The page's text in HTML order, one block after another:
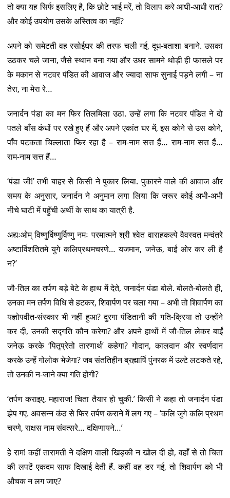
तो क्या यह सिर्फ इसलिए है, कि छोटे भाई मरें, तो विलाप करे आधी-आधी रात?
और कोई उपयोग उसके अस्तित्व का नहीं?
अपने को समेटती वह रसोईघर की तरफ चली गई, दूध-बताशा बनाने. उसका
उठकर चले जाना, जैसे स्थान बना गया और उधर सामने थोड़ी ही फासले पर
के मकान से नटवर पंडित की आवाज और ज्यादा साफ सुनाई पड़ने लगी – ना
तेरा, ना मेरा रे…
जनार्दन पंडा का मन फिर तिलमिला उठा. उन्हें लगा कि नटवर पंडित ने दो
पतले बाँस कंधों पर रखे हुए हैं और अपने एकांत घर में, इस कोने से उस कोने,
पाँव पटकता चिल्लाता फिर रहा है – राम-नाम सत्त हैं… राम-नाम सत्त हैं…
राम-नाम सत्त हैं…
‘पंडा जी!’ तभी बाहर से किसी ने पुकार लिया. पुकारने वाले की आवाज और
समय के अनुसार, जनार्दन ने अनुमान लगा लिया कि जरूर कोई अभी-अभी
नीचे घाटी में पहुँची अर्थी के साथ का यात्री है.
अद्यःओम् विष्णुर्विष्णुर्विष्णु नमः परमात्मने श्री श्वेत वाराहकल्पे वैवस्वत मन्वंतरे
अष्टार्विशतितमे युगे कलिप्रथमचरणे… यजमान, जनेऊ, बाईं ओर कर ली है
न?’
जौ-तिल का तर्पण बड़े बेटे के हाथ में देते, जनार्दन पंडा बोले. बोलते-बोलते ही,
उनका मन तर्पण विधि से हटकर, शिवार्पण पर चला गया – अभी तो शिवार्पण का
यज्ञोपवीत-संस्कार भी नहीं हुआ? दुरगा पंडितानी की गति-क्रिया तो उन्होंने
कर दी, उनकी सद्गति कौन करेगा? और अपने हाथों में जौ-तिल लेकर बाईं
जनेऊ करके ‘पितृप्रेतो तारणार्थ’ कहेगा? गोदान, कालदान और स्वर्णदान
करके उन्हें गोलोक भेजेगा? जब संततिहीन ब्रह्मार्षि पुंनरक में उल्टे लटकते रहे,
तो उनकी न-जाने क्या गति होगी?
‘तर्पण कराइए, महाराज! चिता तैयार हो चुकी.’ किसी ने कहा तो जनार्दन पंडा
झेप गए. अवसन्न कंठ से फिर तर्पण कराने में लग गए – ‘कलि जुगे कलि प्रथम
चरणे, राक्षस नाम संवत्सरे… दक्षिणायने…’
हे राम! कहीं तारामती ने दक्षिण वाली खिड़की न खोल दी हो, वहाँ से तो चिता
की लपटें एकदम साफ दिखाई देती हैं. कहीं वह डर गई, तो शिवार्पण को भी
औचक न लग जाए?